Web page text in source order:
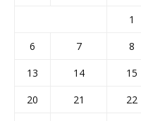
1
6
7 8
13
14 15
20
21 22